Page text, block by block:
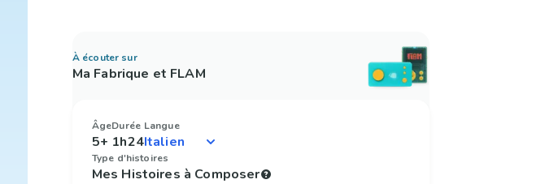
À écouter sur
Ma Fabrique et FLAM
Âge
5+
Durée
1h24
Langue
Type d'histoires
Mes Histoires à Composer